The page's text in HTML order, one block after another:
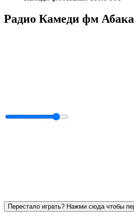
Радио Камеди фм
Перестало играть? Нажми сюда чтобы